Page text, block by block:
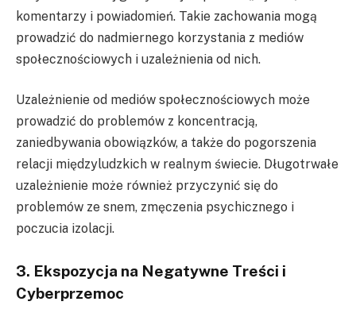
komentarzy i powiadomień. Takie zachowania mogą
prowadzić do nadmiernego korzystania z mediów
społecznościowych i uzależnienia od nich.
Uzależnienie od mediów społecznościowych może
prowadzić do problemów z koncentracją,
zaniedbywania obowiązków, a także do pogorszenia
relacji międzyludzkich w realnym świecie. Długotrwałe
uzależnienie może również przyczynić się do
problemów ze snem, zmęczenia psychicznego i
poczucia izolacji.
3. Ekspozycja na Negatywne Treści i
Cyberprzemoc